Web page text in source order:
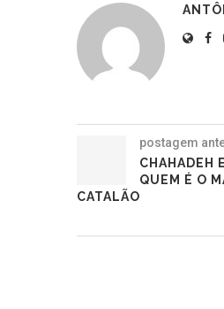
postagem
CHAHADEH
QUEM É O
CATALÃO